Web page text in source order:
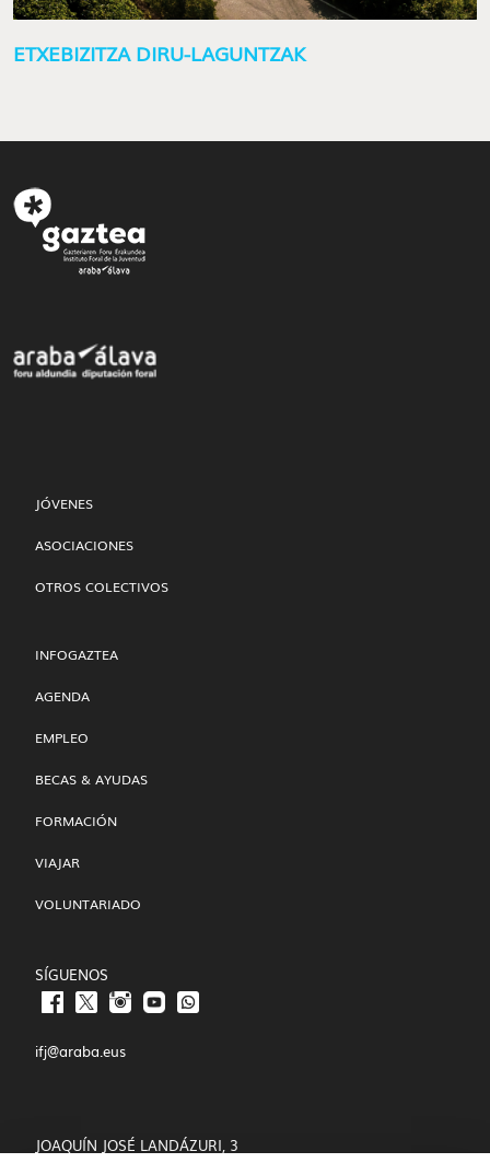
ETXEBIZITZA DIRU-LAGUNTZAK
JÓVENES
ASOCIACIONES
OTROS COLECTIVOS
INFOGAZTEA
AGENDA
EMPLEO
BECAS & AYUDAS
FORMACIÓN
VIAJAR
VOLUNTARIADO
SÍGUENOS
ifj@araba.eus
JOAQUÍN JOSÉ LANDÁZURI, 3